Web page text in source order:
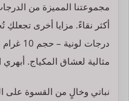
مجموعتنا المميزة من
أكثر نقاءً. مزايا أخرى تجعلكِ
درجات
مثالية لعشاق المكياج.
نباتي وخالٍ من القسوة على